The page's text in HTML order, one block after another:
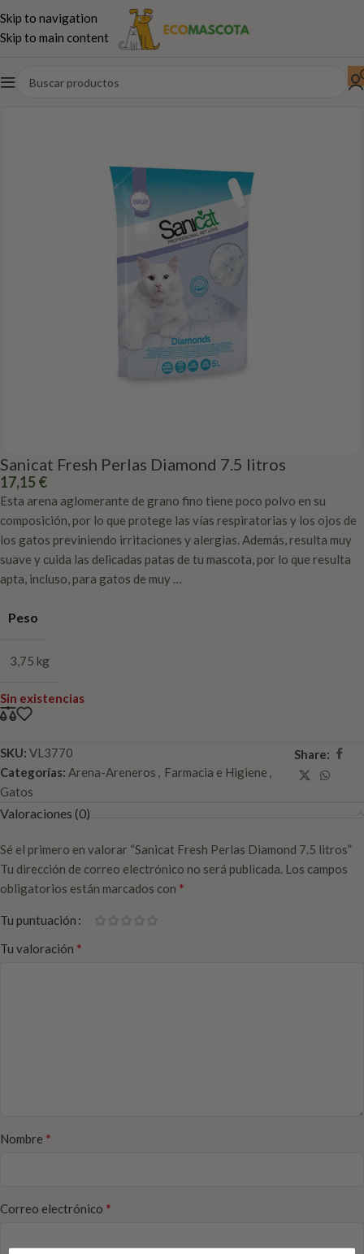
Skip to navigation
Skip to main content
Inicio Gatos Arena-Areneros
Sanicat Fresh Perlas Diamond 7.5 litros
17,15 €
Esta arena aglomerante de grano fino tiene poco polvo en su
composición, por lo que protege las vías respiratorias y los ojos de
los gatos previniendo irritaciones y alergias. Además, resulta muy
suave y cuida las delicadas patas de tu mascota, por lo que resulta
apta, incluso, para gatos de muy …
Peso
3,75 kg
Sin existencias
SKU: VL3770
Categorías: Arena-Areneros , Farmacia e Higiene ,
Gatos
Share:
Valoraciones (0)
Sé el primero en valorar “Sanicat Fresh Perlas Diamond 7.5 litros”
Tu dirección de correo electrónico no será publicada. Los campos
obligatorios están marcados con *
Tu puntuación
Tu valoración *
Nombre *
Correo electrónico *